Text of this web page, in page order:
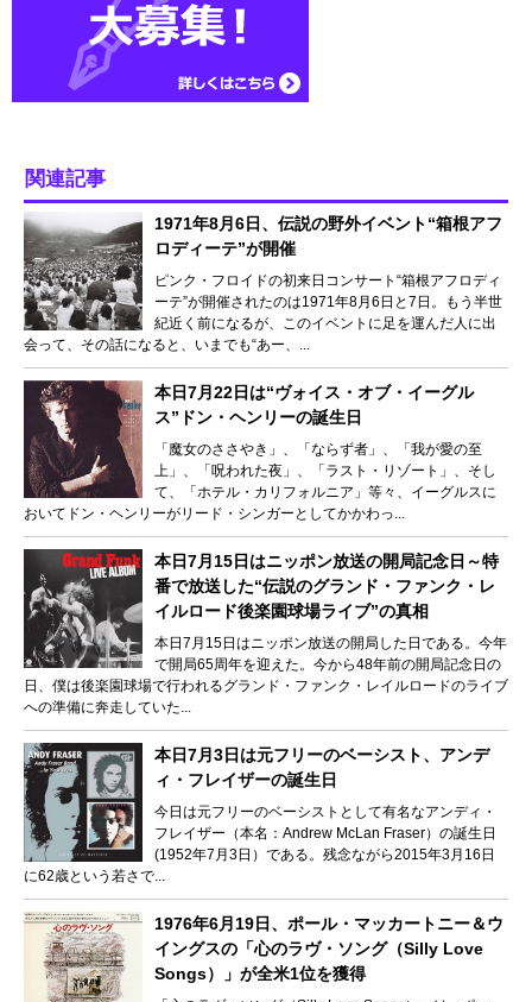
関連記事
1971年8月6日、伝説の野外イベント“箱根アフ
ロディーテ”が開催
ピンク・フロイドの初来日コンサート“箱根アフロディ
ーテ”が開催されたのは1971年8月6日と7日。もう半世
紀近く前になるが、このイベントに足を運んだ人に出
会って、その話になると、いまでも“あー、...
本日7月22日は“ヴォイス・オブ・イーグル
ス”ドン・ヘンリーの誕生日
「魔女のささやき」、「ならず者」、「我が愛の至
上」、「呪われた夜」、「ラスト・リゾート」、そし
て、「ホテル・カリフォルニア」等々、イーグルスに
おいてドン・ヘンリーがリード・シンガーとしてかかわっ...
本日7月15日はニッポン放送の開局記念日～特
番で放送した“伝説のグランド・ファンク・レ
イルロード後楽園球場ライブ”の真相
本日7月15日はニッポン放送の開局した日である。今年
で開局65周年を迎えた。今から48年前の開局記念日の
日、僕は後楽園球場で行われるグランド・ファンク・レイルロードのライブ
への準備に奔走していた...
本日7月3日は元フリーのベーシスト、アンデ
ィ・フレイザーの誕生日
今日は元フリーのベーシストとして有名なアンディ・
フレイザー（本名：Andrew McLan Fraser）の誕生日
(1952年7月3日）である。残念ながら2015年3月16日
に62歳という若さで...
1976年6月19日、ポール・マッカートニー＆ウ
イングスの「心のラヴ・ソング（Silly Love
Songs）」が全米1位を獲得